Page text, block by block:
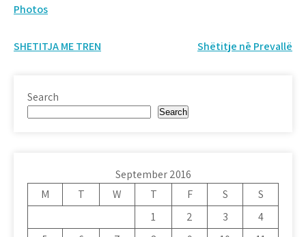
Photos
Post
SHETITJA ME TREN Shëtitje nē Prevallë
Search
Search
September 2016
M
T W T F S
S
1
2 3
4